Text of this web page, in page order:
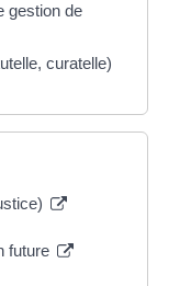
gestion de
curatelle)
future